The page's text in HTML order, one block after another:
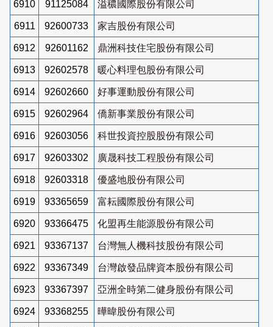
6910 91125084 溢穠國際股份有限公司
6911 92600733 家吉股份有限公司
6912 92601162 鼎洲科技住宅股份有限公司
6913 92602578 暖心料理包股份有限公司
6914 92602660 好事運動股份有限公司
6915 92602964 僑新事業股份有限公司
6916 92603056 科世投資控股股份有限公司
6917 92603302 廣晟科技工程股份有限公司
6918 92603318 優盛地股份有限公司
6919 93365659 富耘國際股份有限公司
6920 93366475 化盟再生能源股份有限公司
6921 93367137 台灣無人機科技股份有限公司
6922 93367349 台灣啟發品牌資本股份有限公司
6923 93367397 亞洲全時第二健身股份有限公司
6924 93368255 曄暐股份有限公司